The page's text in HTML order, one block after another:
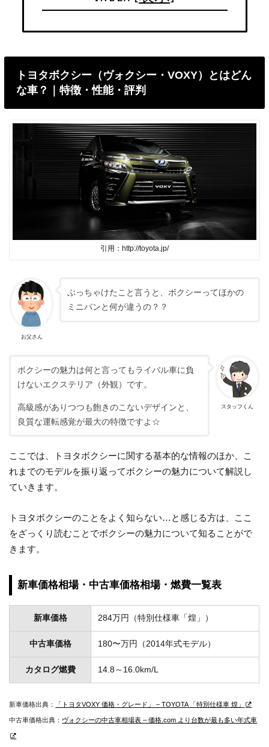
トヨタボクシー（ヴォクシー・VOXY）とはどん
な車？｜特徴・性能・評判
引用：http://toyota.jp/
お父さん
ぶっちゃけたこと言うと、ボクシーってほかの
ミニバンと何が違うの？？
スタッフくん
ボクシーの魅力は何と言ってもライバル車に負
けないエクステリア（外観）です。
高級感がありつつも飽きのこないデザインと、
良質な運転感覚が最大の特徴ですよ☆
ここでは、トヨタボクシーに関する基本的な情報のほか、こ
れまでのモデルを振り返ってボクシーの魅力について解説し
ていきます。
トヨタボクシーのことをよく知らない…と感じる方は、ここ
をざっくり読むことでボクシーの魅力について知ることがで
きます。
新車価格相場・中古車価格相場・燃費一覧表
新車価格 284万円（特別仕様車「煌」）
中古車価格 180〜万円（2014年式モデル）
カタログ燃費 14.8～16.0km/L
新車価格出典： 「トヨタVOXY 価格・グレード」 – TOYOTA 「特別仕様車 煌」
中古車価格出典： ヴォクシーの中古車相場表 – 価格.com より台数が最も多い年式車